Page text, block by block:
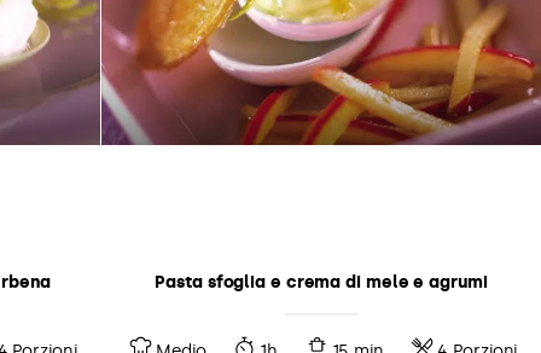
Pasta sfoglia e crema di mele e agrumi